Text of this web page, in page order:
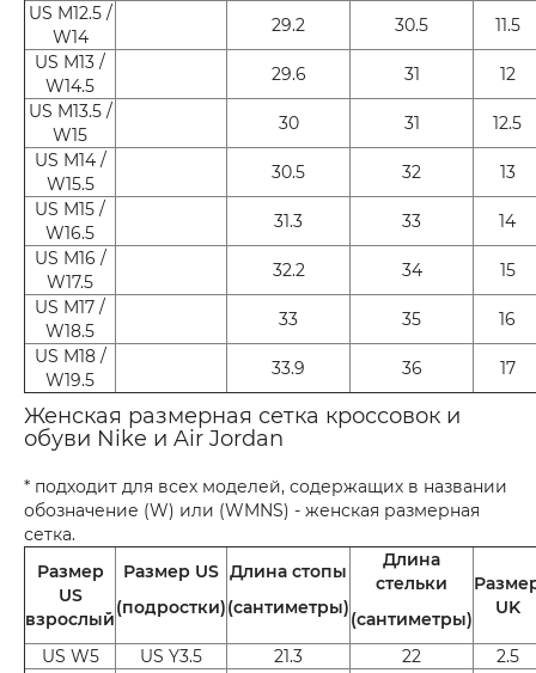
US M12.5 /
W14
29.2 30.5
11.5
US M13 /
W14.5
29.6 31
12
US M13.5 /
W15
30 31
12.5
US M14 /
W15.5
30.5 32
13
US M15 /
W16.5
31.3 33
14
US M16 /
W17.5
32.2 34
15
US M17 /
W18.5
33 35
16
US M18 /
W19.5
33.9 36 17
Женская размерная сетка кроссовок и
обуви Nike и Air Jordan
* подходит для всех моделей, содержащих в названии
обозначение (W) или (WMNS) - женская размерная
сетка.
Размер
US
взрослый
Размер US
(подростки)
Длина стопы
(сантиметры)
Длина
стельки
(сантиметры)
UK
US W5 US Y3.5 21.3 22
2.5